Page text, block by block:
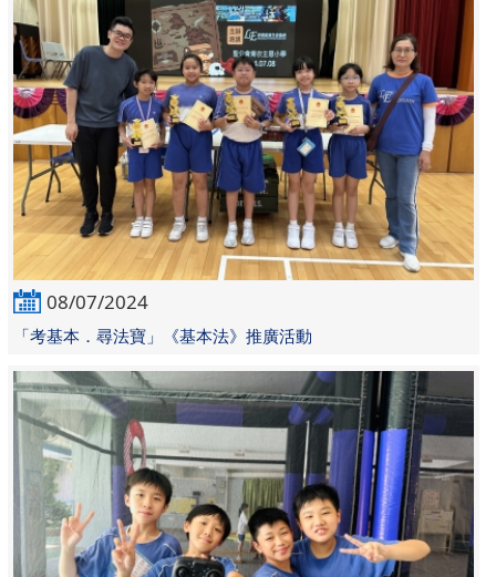
08/07/2024
「考基本．尋法寶」《基本法》推廣活動